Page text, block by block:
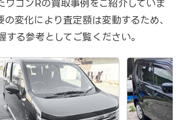
ワゴンRの買取事例をご紹介していま
の変化により査定額は変動するため、
する参考としてご覧ください。